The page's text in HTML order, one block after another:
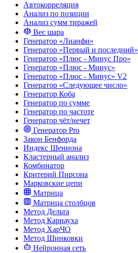
Автокорреляция
Анализ по позиции
Анализ сумм тиражей
Вес шара
Генератор «Лианфи»
Генератор «Первый и последний»
Генератор «Плюс - Минус Про»
Генератор «Плюс - Минус»
Генератор «Плюс - Минус» V2
Генератор «Следующее число»
Генератор Коба
Генератор по сумме
Генератор по частоте
Генератор чёт/нечет
Генератор Pro
Закон Бенфорда
Индекс Шеннона
Кластерный анализ
Комбинатор
Критерий Пирсона
Марковские цепи
Матрица
Матрица столбцов
Метод Дельта
Метод Карнауха
Метод ХарЧО
Метод Шинковки
Нейронная сеть